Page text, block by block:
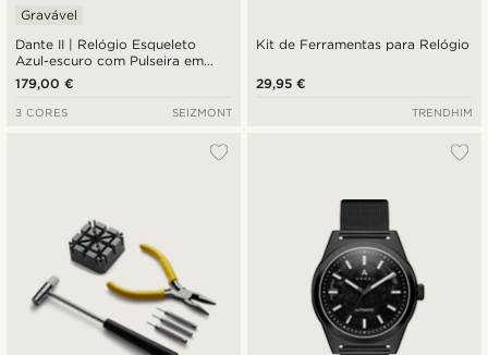
Dante II | Relógio Esqueleto
Azul-escuro com Pulseira em
Borracha
Gravável
179,00 €
3 CORES SEIZMONT
Kit de Ferramentas para Relógio
29,95 €
TRENDHIM